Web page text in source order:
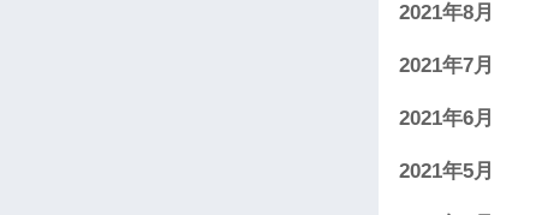
2021年8月
2021年7月
2021年6月
2021年5月